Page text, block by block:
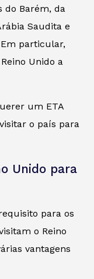
do Barém, da
Saudita e
particular,
Unido a
um ETA
o país para
Unido para
para os
o Reino
vantagens